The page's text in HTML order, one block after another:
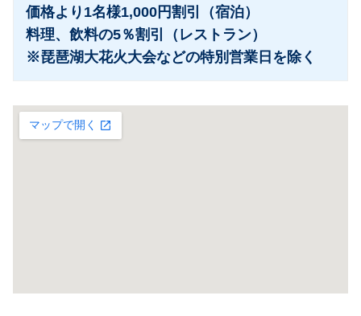
価格より1名様1,000円割引（宿泊）
料理、飲料の5％割引（レストラン）
※琵琶湖大花火大会などの特別営業日を除く